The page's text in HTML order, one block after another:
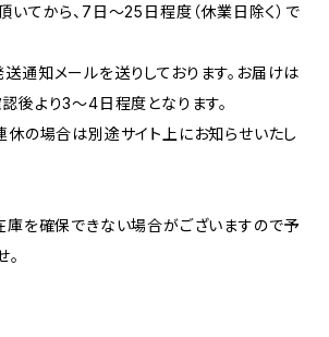
いてから、7日～25日程度（休業日除く）で
通知メールを送りしております。お届けは
後より3～4日程度となります。
休の場合は別途サイト上にお知らせいたし
庫を確保できない場合がございますので予